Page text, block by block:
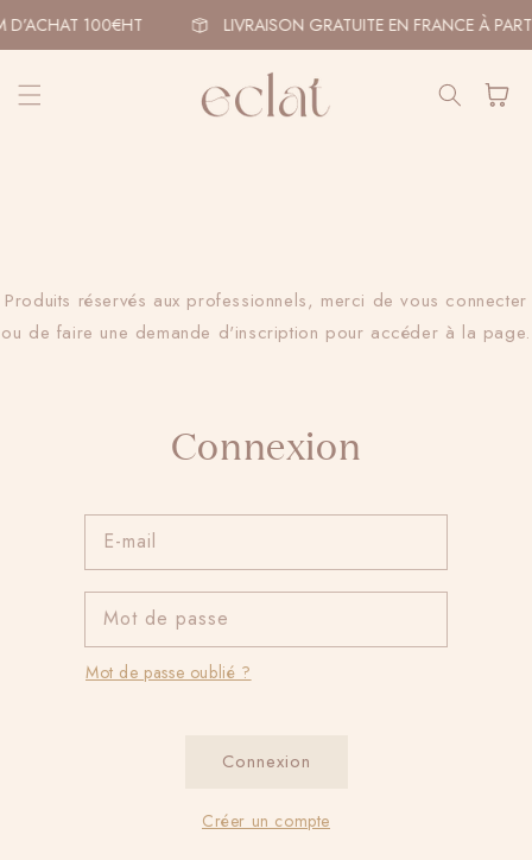
passer
au
D’ACHAT 100€HT LIVRAISON GRATUITE EN FRANCE À
Panier
Produits réservés aux professionnels, merci de vous connecter
ou de faire une demande d'inscription pour accéder à la page.
Connexion
E-mail
Mot de passe
Mot de passe oublié ?
Connexion
Créer un compte